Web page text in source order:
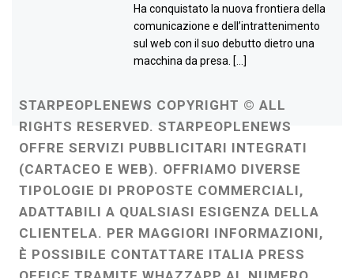
Ha conquistato la nuova frontiera della
comunicazione e dell’intrattenimento
sul web con il suo debutto dietro una
macchina da presa. […]
STARPEOPLENEWS COPYRIGHT © ALL
RIGHTS RESERVED. STARPEOPLENEWS
OFFRE SERVIZI PUBBLICITARI INTEGRATI
(CARTACEO E WEB). OFFRIAMO DIVERSE
TIPOLOGIE DI PROPOSTE COMMERCIALI,
ADATTABILI A QUALSIASI ESIGENZA DELLA
CLIENTELA. PER MAGGIORI INFORMAZIONI,
È POSSIBILE CONTATTARE ITALIA PRESS